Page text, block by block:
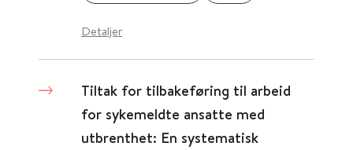
Detaljer
Tiltak for tilbakeføring til arbeid
for sykemeldte ansatte med
utbrenthet: En systematisk